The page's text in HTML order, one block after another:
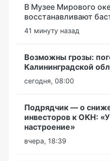
В Музее Мирового
восстанавливают
41 минуту назад
Возможны грозы:
Калининградской
сегодня, 08:00
Подрядчик — о
инвесторов к ОКН:
настроение»
вчера, 18:39